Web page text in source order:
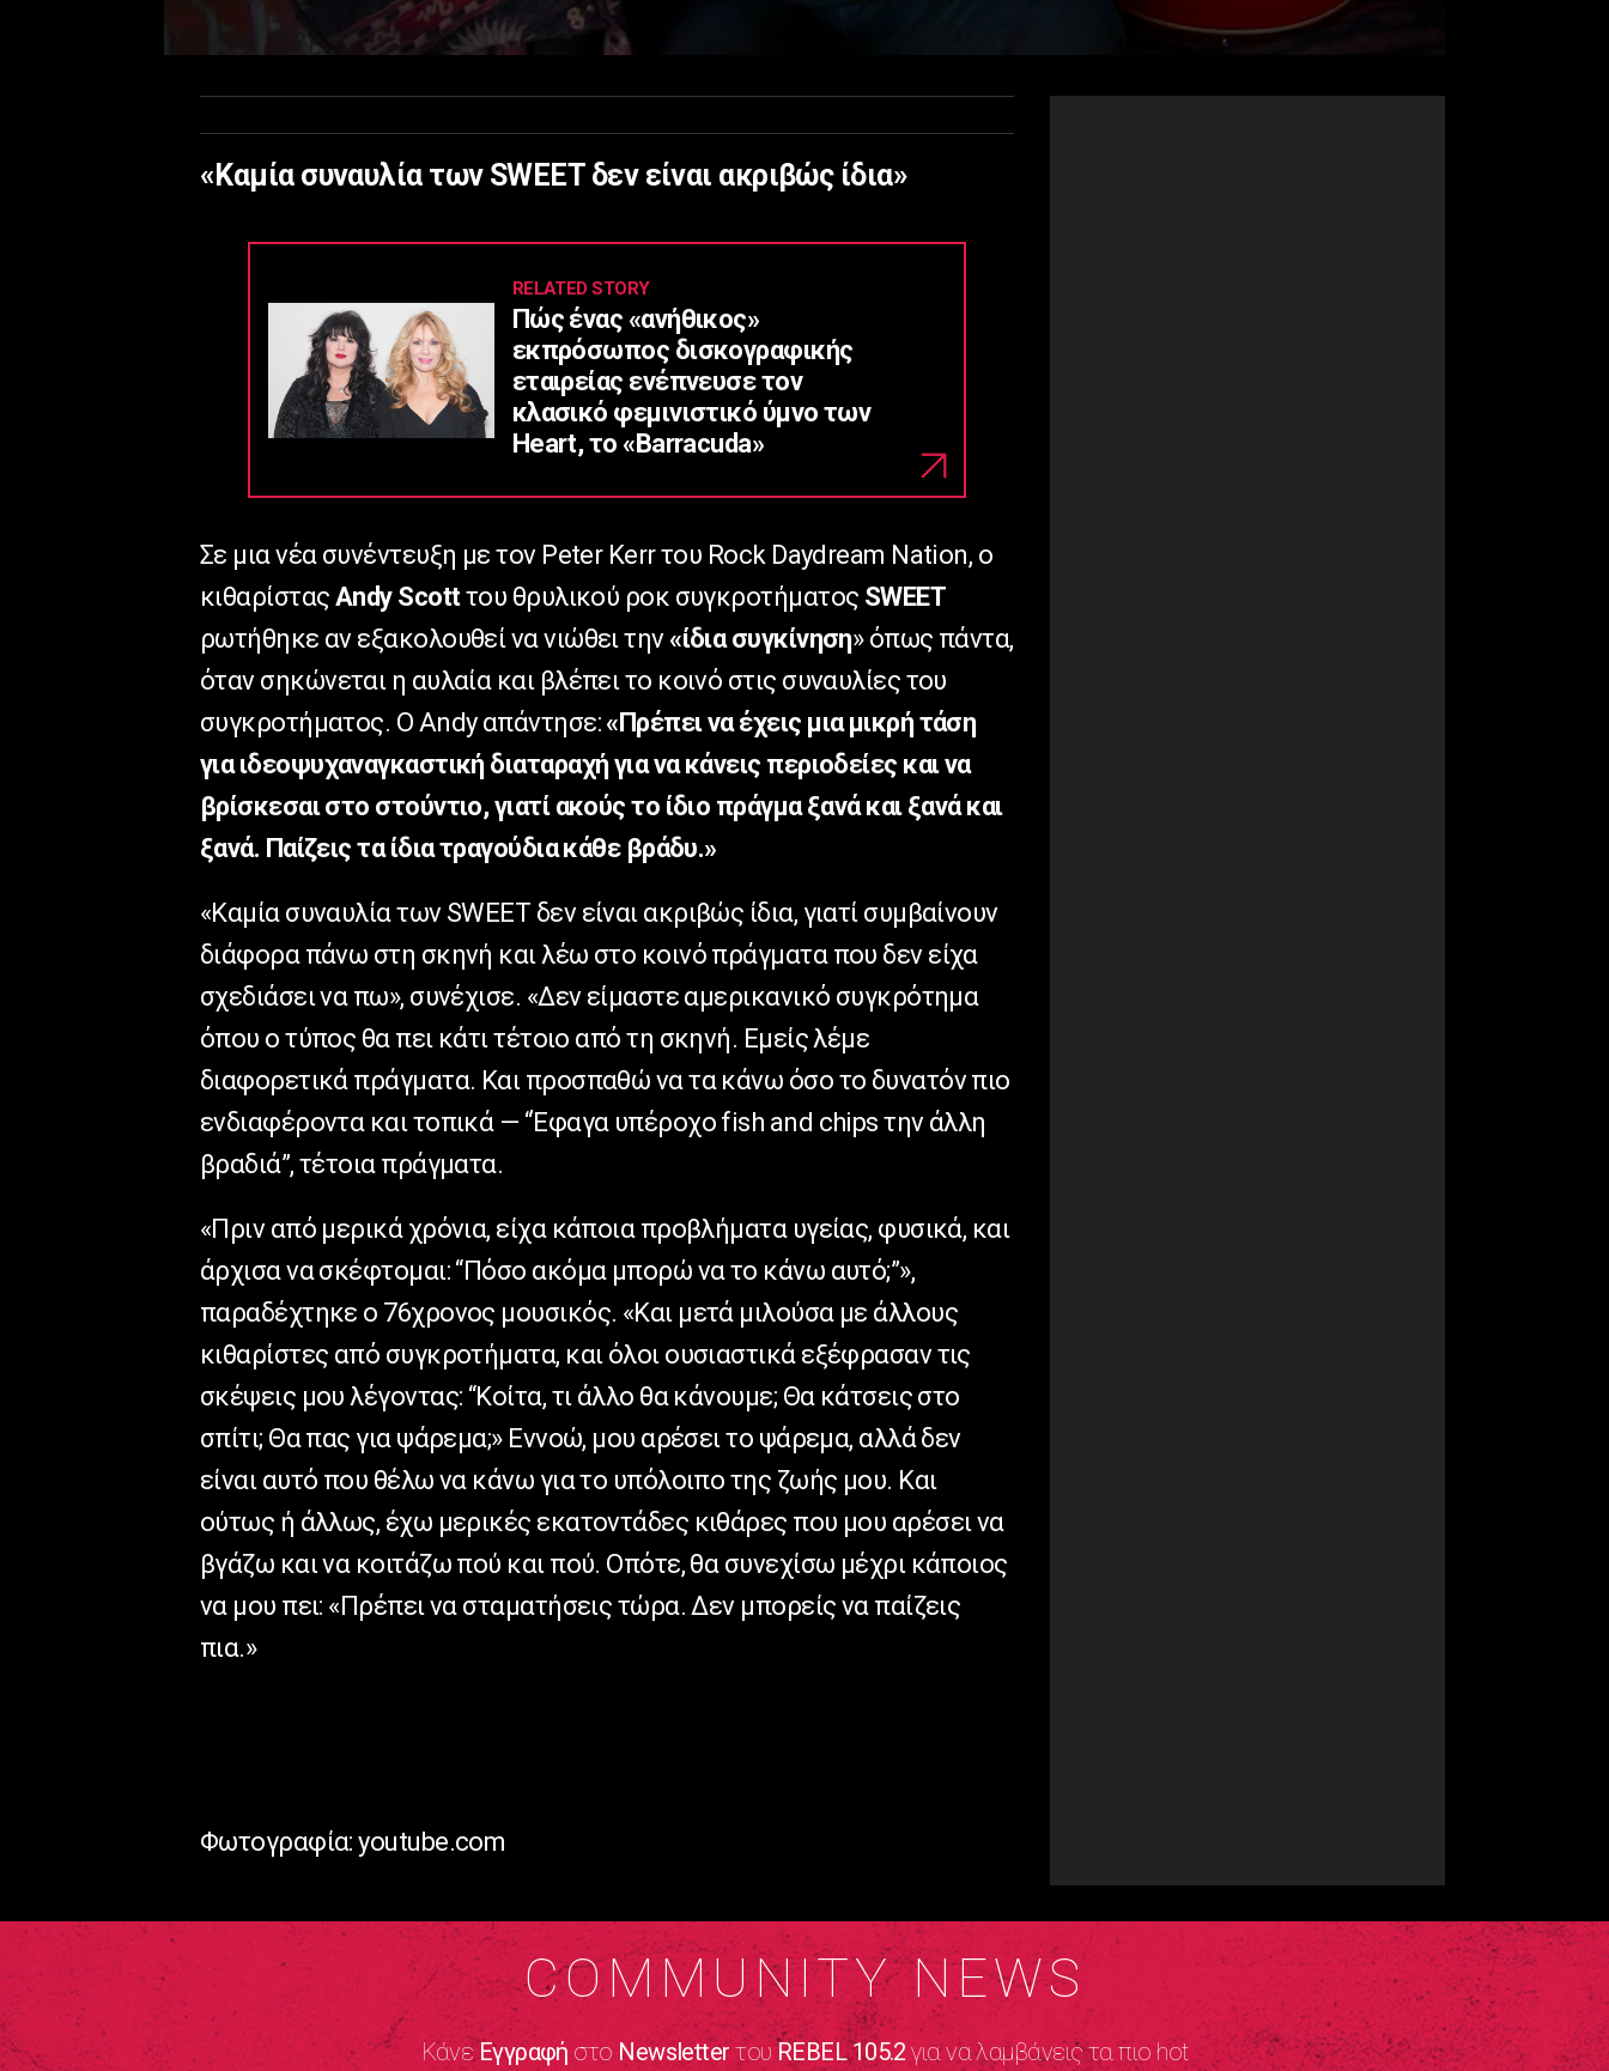
«Καμία συναυλία των SWEET δεν είναι ακριβώς ίδια»
RELATED STORY
Πώς ένας «ανήθικος»
εκπρόσωπος δισκογραφικής
εταιρείας ενέπνευσε τον
κλασικό φεμινιστικό ύμνο των
Heart, το «Barracuda»
Σε μια νέα συνέντευξη με τον Peter Kerr του Rock Daydream Nation, ο
κιθαρίστας Andy Scottτου θρυλικού ροκ συγκροτήματος SWEET
ρωτήθηκε αν εξακολουθεί να νιώθει την «ίδια συγκίνηση» όπως πάντα,
όταν σηκώνεται η αυλαία και βλέπει το κοινό στις συναυλίες του
συγκροτήματος. Ο Andy απάντησε: «Πρέπει να έχεις μια μικρή τάση
για ιδεοψυχαναγκαστική διαταραχή για να κάνεις περιοδείες και να
βρίσκεσαι στο στούντιο, γιατί ακούς το ίδιο πράγμα ξανά και ξανά και
ξανά. Παίζεις τα ίδια τραγούδια κάθε βράδυ.»
«Καμία συναυλία των SWEET δεν είναι ακριβώς ίδια, γιατί συμβαίνουν
διάφορα πάνω στη σκηνή και λέω στο κοινό πράγματα που δεν είχα
σχεδιάσει να πω», συνέχισε. «Δεν είμαστε αμερικανικό συγκρότημα
όπου ο τύπος θα πει κάτι τέτοιο από τη σκηνή. Εμείς λέμε
διαφορετικά πράγματα. Και προσπαθώ να τα κάνω όσο το δυνατόν πιο
ενδιαφέροντα και τοπικά — “Έφαγα υπέροχο fish and chips την άλλη
βραδιά”, τέτοια πράγματα.
«Πριν από μερικά χρόνια, είχα κάποια προβλήματα υγείας, φυσικά, και
άρχισα να σκέφτομαι: “Πόσο ακόμα μπορώ να το κάνω αυτό;”»,
παραδέχτηκε ο 76χρονος μουσικός. «Και μετά μιλούσα με άλλους
κιθαρίστες από συγκροτήματα, και όλοι ουσιαστικά εξέφρασαν τις
σκέψεις μου λέγοντας: “Κοίτα, τι άλλο θα κάνουμε; Θα κάτσεις στο
σπίτι; Θα πας για ψάρεμα;» Εννοώ, μου αρέσει το ψάρεμα, αλλά δεν
είναι αυτό που θέλω να κάνω για το υπόλοιπο της ζωής μου. Και
ούτως ή άλλως, έχω μερικές εκατοντάδες κιθάρες που μου αρέσει να
βγάζω και να κοιτάζω πού και πού. Οπότε, θα συνεχίσω μέχρι κάποιος
να μου πει: «Πρέπει να σταματήσεις τώρα. Δεν μπορείς να παίζεις
πια.»
Φωτογραφία: youtube.com
COMMUNITY NEWS
ΚάνεΕγγραφή στο Newsletter τουREBEL 105.2 για να λαμβάνεις τα πιο hot